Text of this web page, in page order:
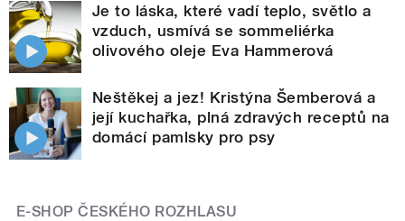
Je to láska, které vadí teplo, světlo a
vzduch, usmívá se sommeliérka
olivového oleje Eva Hammerová
Neštěkej a jez! Kristýna Šemberová a
její kuchařka, plná zdravých receptů na
domácí pamlsky pro psy
E-SHOP ČESKÉHO ROZHLASU